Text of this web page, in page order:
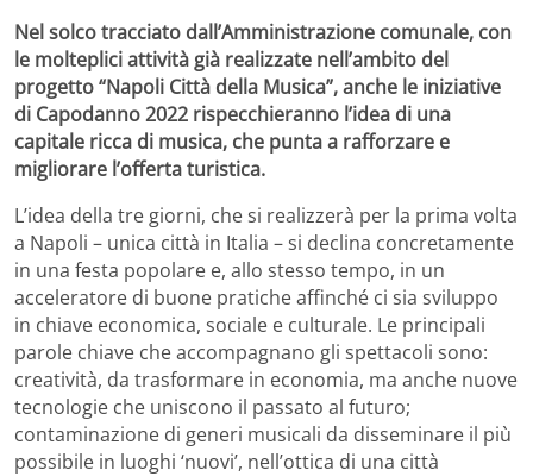
Nel solco tracciato dall’Amministrazione comunale, con
le molteplici attività già realizzate nell’ambito del
progetto “Napoli Città della Musica”, anche le iniziative
di Capodanno 2022 rispecchieranno l’idea di una
capitale ricca di musica, che punta a rafforzare e
migliorare l’offerta turistica.
L’idea della tre giorni, che si realizzerà per la prima volta
a Napoli – unica città in Italia – si declina concretamente
in una festa popolare e, allo stesso tempo, in un
acceleratore di buone pratiche affinché ci sia sviluppo
in chiave economica, sociale e culturale. Le principali
parole chiave che accompagnano gli spettacoli sono:
creatività, da trasformare in economia, ma anche nuove
tecnologie che uniscono il passato al futuro;
contaminazione di generi musicali da disseminare il più
possibile in luoghi ‘nuovi’, nell’ottica di una città